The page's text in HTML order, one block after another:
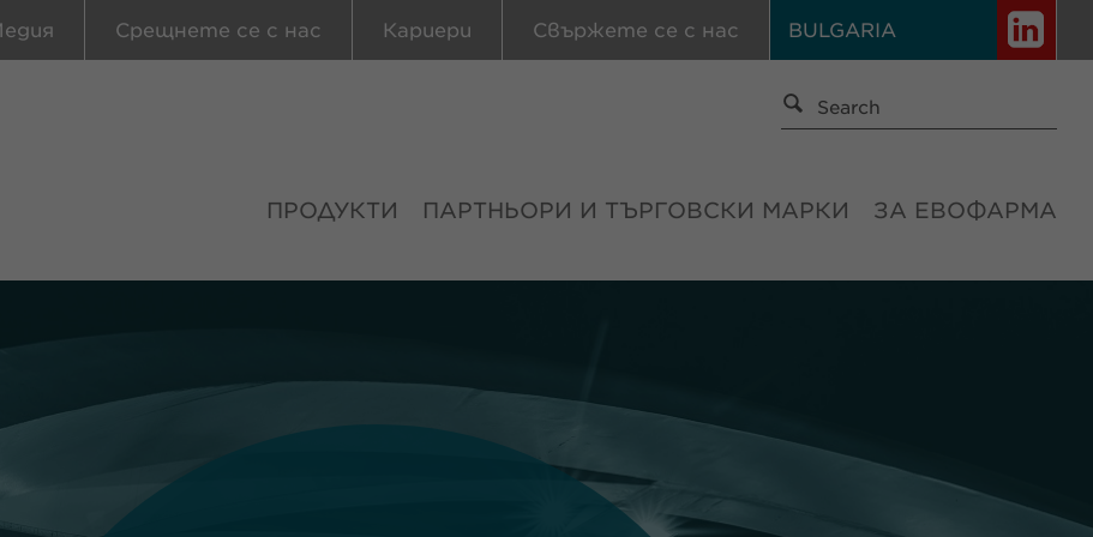
BULGARIA
Срещнете се с нас Кариери Свържете се с нас
ПРОДУКТИ ПАРТНЬОРИ И ТЪРГОВСКИ МАРКИ ЗА ЕВОФАРМА